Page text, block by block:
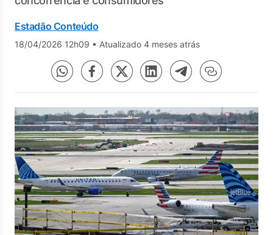
Estadão Conteúdo
18/04/2026 12h09 • Atualizado 4 meses atrás